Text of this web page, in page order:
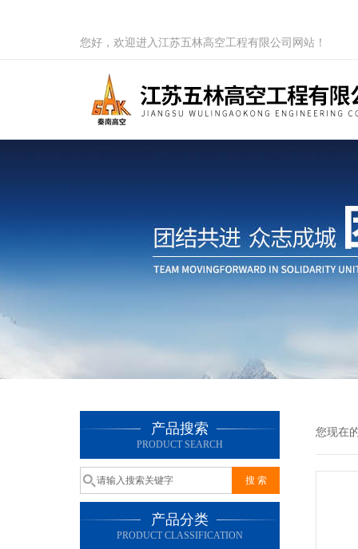
您好，欢迎进入江苏五林高空工程有限公司网站！
产品搜索
PRODUCT SEARCH
产品分类
PRODUCT CLASSIFICATION
您现在